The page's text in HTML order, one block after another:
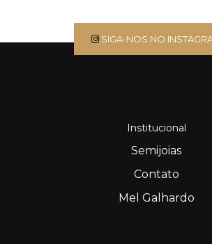
SIGA-NOS NO
Institucional
Semijoias
Contato
Mel Galhardo